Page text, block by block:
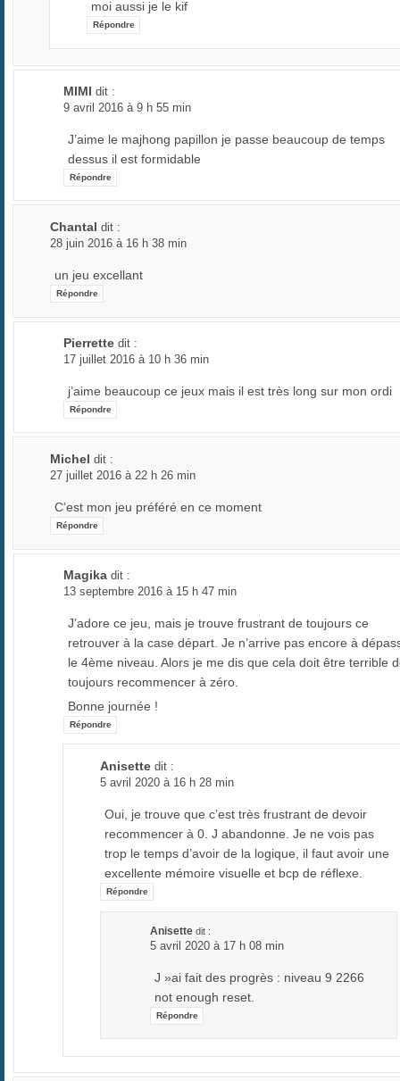
moi aussi je le kif
Répondre
MIMI dit :
9 avril 2016 à 9 h 55 min
J’aime le majhong papillon je passe beaucoup de temps
dessus il est formidable
Répondre
Chantal dit :
28 juin 2016 à 16 h 38 min
un jeu excellant
Répondre
Pierrette dit :
17 juillet 2016 à 10 h 36 min
j’aime beaucoup ce jeux mais il est très long sur mon ordi
Répondre
Michel dit :
27 juillet 2016 à 22 h 26 min
C’est mon jeu préféré en ce moment
Répondre
Magika dit :
13 septembre 2016 à 15 h 47 min
J’adore ce jeu, mais je trouve frustrant de toujours ce
retrouver à la case départ. Je n’arrive pas encore à
le 4ème niveau. Alors je me dis que cela doit être terrible
toujours recommencer à zéro.
Bonne journée !
Répondre
Anisette dit :
5 avril 2020 à 16 h 28 min
Oui, je trouve que c’est très frustrant de devoir
recommencer à 0. J abandonne. Je ne vois pas
trop le temps d’avoir de la logique, il faut avoir une
excellente mémoire visuelle et bcp de réflexe.
Répondre
Anisette dit :
5 avril 2020 à 17 h 08 min
J »ai fait des progrès : niveau 9 2266
not enough reset.
Répondre